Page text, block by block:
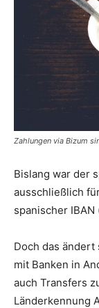
Zahlungen via Bizum
Bislang war der
ausschließlich
spanischer IBAN
Doch das ändert
mit Banken in
auch Transfers
Länderkennung